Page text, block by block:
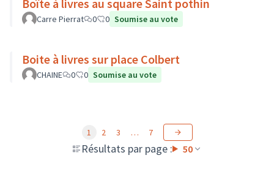
Boîte à livres au square Saint pothin
Carre Pierrat 0 0 Soumise au vote
Boite à livres sur place Colbert
CHAINE 0 0 Soumise au vote
Résultats par page : 50
1 2 3 … 7